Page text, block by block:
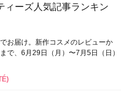
ィーズ人気記事ランキン
お届け。新作コスメのレビューか
で、6月29日（月）〜7月5日（日）